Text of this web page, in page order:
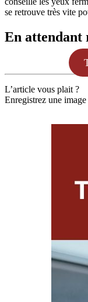
se retrouve très vite
En attendant
L’article vous plait ?
Enregistrez une